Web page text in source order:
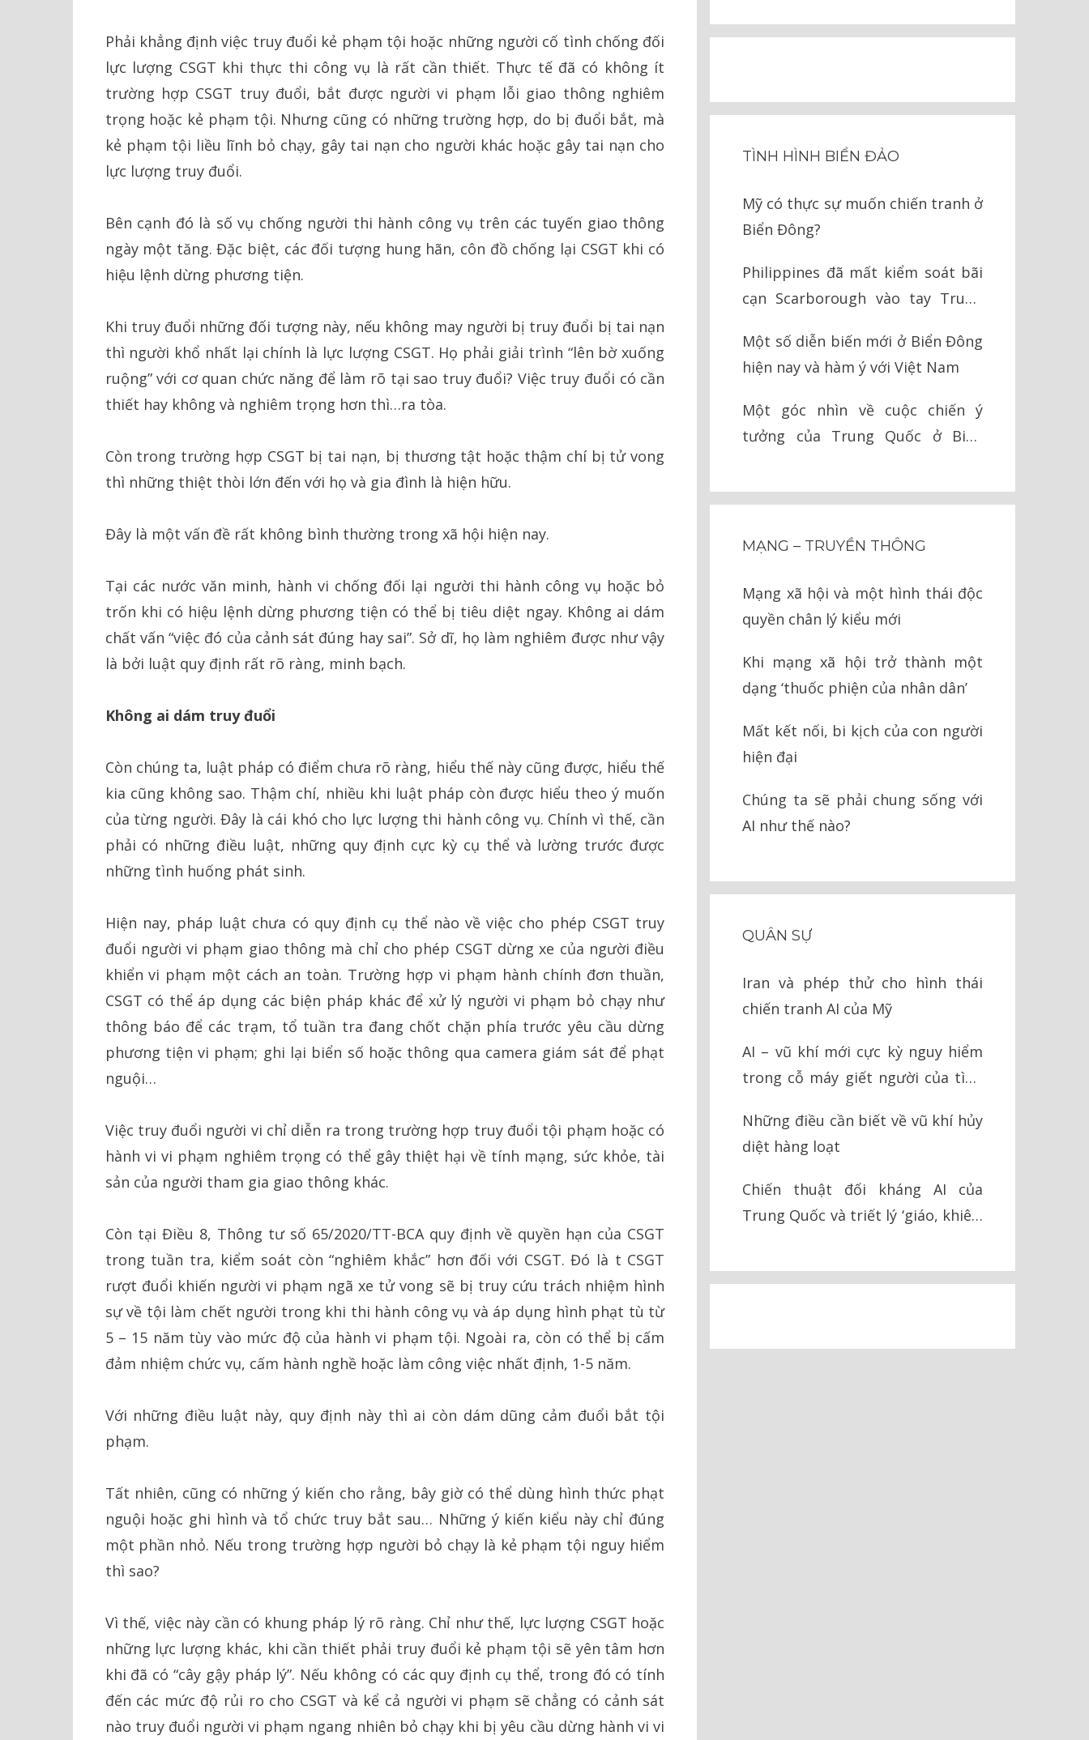
Phải khẳng định việc truy đuổi kẻ phạm tội hoặc những người cố tình chống đối
lực lượng CSGT khi thực thi công vụ là rất cần thiết. Thực tế đã có không ít
trường hợp CSGT truy đuổi, bắt được người vi phạm lỗi giao thông nghiêm
trọng hoặc kẻ phạm tội. Nhưng cũng có những trường hợp, do bị đuổi bắt, mà
kẻ phạm tội liều lĩnh bỏ chạy, gây tai nạn cho người khác hoặc gây tai nạn cho
lực lượng truy đuổi.
Bên cạnh đó là số vụ chống người thi hành công vụ trên các tuyến giao thông
ngày một tăng. Đặc biệt, các đối tượng hung hãn, côn đồ chống lại CSGT khi có
hiệu lệnh dừng phương tiện.
Khi truy đuổi những đối tượng này, nếu không may người bị truy đuổi bị tai nạn
thì người khổ nhất lại chính là lực lượng CSGT. Họ phải giải trình “lên bờ xuống
ruộng” với cơ quan chức năng để làm rõ tại sao truy đuổi? Việc truy đuổi có cần
thiết hay không và nghiêm trọng hơn thì…ra tòa.
Còn trong trường hợp CSGT bị tai nạn, bị thương tật hoặc thậm chí bị tử vong
thì những thiệt thòi lớn đến với họ và gia đình là hiện hữu.
Đây là một vấn đề rất không bình thường trong xã hội hiện nay.
Tại các nước văn minh, hành vi chống đối lại người thi hành công vụ hoặc bỏ
trốn khi có hiệu lệnh dừng phương tiện có thể bị tiêu diệt ngay. Không ai dám
chất vấn “việc đó của cảnh sát đúng hay sai”. Sở dĩ, họ làm nghiêm được như vậy
là bởi luật quy định rất rõ ràng, minh bạch.
Không ai dám truy đuổi
Còn chúng ta, luật pháp có điểm chưa rõ ràng, hiểu thế này cũng được, hiểu thế
kia cũng không sao. Thậm chí, nhiều khi luật pháp còn được hiểu theo ý muốn
của từng người. Đây là cái khó cho lực lượng thi hành công vụ. Chính vì thế, cần
phải có những điều luật, những quy định cực kỳ cụ thể và lường trước được
những tình huống phát sinh.
Hiện nay, pháp luật chưa có quy định cụ thể nào về việc cho phép CSGT truy
đuổi người vi phạm giao thông mà chỉ cho phép CSGT dừng xe của người điều
khiển vi phạm một cách an toàn. Trường hợp vi phạm hành chính đơn thuần,
CSGT có thể áp dụng các biện pháp khác để xử lý người vi phạm bỏ chạy như
thông báo để các trạm, tổ tuần tra đang chốt chặn phía trước yêu cầu dừng
phương tiện vi phạm; ghi lại biển số hoặc thông qua camera giám sát để phạt
nguội…
Việc truy đuổi người vi chỉ diễn ra trong trường hợp truy đuổi tội phạm hoặc có
hành vi vi phạm nghiêm trọng có thể gây thiệt hại về tính mạng, sức khỏe, tài
sản của người tham gia giao thông khác.
Còn tại Điều 8, Thông tư số 65/2020/TT-BCA quy định về quyền hạn của CSGT
trong tuần tra, kiểm soát còn “nghiêm khắc” hơn đối với CSGT. Đó là t CSGT
rượt đuổi khiến người vi phạm ngã xe tử vong sẽ bị truy cứu trách nhiệm hình
sự về tội làm chết người trong khi thi hành công vụ và áp dụng hình phạt tù từ
5 – 15 năm tùy vào mức độ của hành vi phạm tội. Ngoài ra, còn có thể bị cấm
đảm nhiệm chức vụ, cấm hành nghề hoặc làm công việc nhất định, 1-5 năm.
Với những điều luật này, quy định này thì ai còn dám dũng cảm đuổi bắt tội
phạm.
Tất nhiên, cũng có những ý kiến cho rằng, bây giờ có thể dùng hình thức phạt
nguội hoặc ghi hình và tổ chức truy bắt sau… Những ý kiến kiểu này chỉ đúng
một phần nhỏ. Nếu trong trường hợp người bỏ chạy là kẻ phạm tội nguy hiểm
thì sao?
Vì thế, việc này cần có khung pháp lý rõ ràng. Chỉ như thế, lực lượng CSGT hoặc
những lực lượng khác, khi cần thiết phải truy đuổi kẻ phạm tội sẽ yên tâm hơn
khi đã có “cây gậy pháp lý”. Nếu không có các quy định cụ thể, trong đó có tính
đến các mức độ rủi ro cho CSGT và kể cả người vi phạm sẽ chẳng có cảnh sát
nào truy đuổi người vi phạm ngang nhiên bỏ chạy khi bị yêu cầu dừng hành vi vi
TÌNH HÌNH BIỂN ĐẢO
Mỹ có thực sự muốn chiến tranh ở
Biển Đông?
Philippines đã mất kiểm soát bãi
cạn Scarborough vào tay Trung
Một số diễn biến mới ở Biển Đông
hiện nay và hàm ý với Việt Nam
Một góc nhìn về cuộc chiến ý
tưởng của Trung Quốc ở Biển
MẠNG – TRUYỀN THÔNG
Mạng xã hội và một hình thái độc
quyền chân lý kiểu mới
Khi mạng xã hội trở thành một
dạng ‘thuốc phiện của nhân dân’
Mất kết nối, bi kịch của con người
hiện đại
Chúng ta sẽ phải chung sống với
AI như thế nào?
QUÂN SỰ
Iran và phép thử cho hình thái
chiến tranh AI của Mỹ
AI – vũ khí mới cực kỳ nguy hiểm
trong cỗ máy giết người của tình
Những điều cần biết về vũ khí hủy
diệt hàng loạt
Chiến thuật đối kháng AI của
Trung Quốc và triết lý ‘giáo, khiên’